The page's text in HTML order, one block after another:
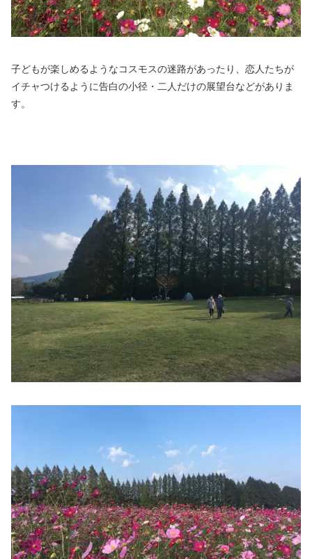
子どもが楽しめるようなコスモスの迷路があったり、恋人たちが
イチャつけるように告白の小径・二人だけの展望台などがありま
す。